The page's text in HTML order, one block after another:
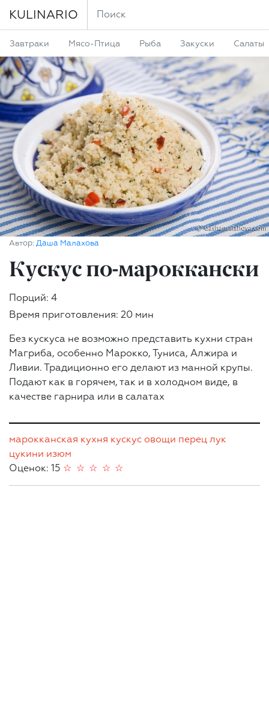
KULINARIO
Завтраки Мясо-Птица Рыба Закуски Салаты
Автор: Даша Малахова
Кускус по-мароккански
Порций: 4
Время приготовления: 20 мин
Без кускуса не возможно представить кухни стран
Магриба, особенно Марокко, Туниса, Алжира и
Ливии. Традиционно его делают из манной крупы.
Подают как в горячем, так и в холодном виде, в
качестве гарнира или в салатах
марокканская кухня кускус овощи перец лук
цукини изюм
Оценок: 15
☆
☆
☆
☆
☆